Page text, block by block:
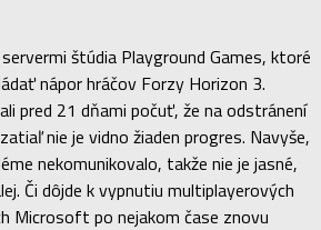
štúdia Playground Games, ktoré
nápor hráčov Forzy Horizon 3.
pred 21 dňami počuť, že na odstránení
nie je vidno žiaden progres. Navyše,
nekomunikovalo, takže nie je jasné,
Či dôjde k vypnutiu multiplayerových
Microsoft po nejakom čase znovu